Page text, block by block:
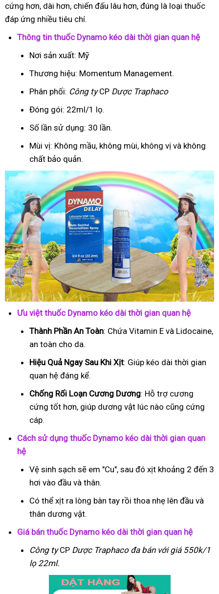
cứng hơn, dài hơn, chiến đấu lâu hơn, đúng là loại thuốc
đáp ứng nhiều tiêu chí.
Thông tin thuốc Dynamo kéo dài thời gian quan hệ
Nơi sản xuất: Mỹ
Thương hiệu: Momentum Management.
Phân phối: Công tyCP Dược Traphaco
Đóng gói: 22ml/1 lọ.
Số lần sử dụng: 30 lần.
Mùi vị: Không mầu, không mùi, không vị và không
chất bảo quản.
Ưu việt thuốc Dynamo kéo dài thời gian quan hệ
Thành Phần An Toàn: Chứa Vitamin E và Lidocaine,
an toàn cho da.
Hiệu Quả Ngay Sau Khi Xịt: Giúp kéo dài thời gian
quan hệ đáng kể.
Chống Rối Loạn Cương Dương: Hỗ trợ cương
cứng tốt hơn, giúp dương vật lúc nào cũng cứng
cáp.
Cách sử dụng thuốc Dynamo kéo dài thời gian quan
hệ
Vệ sinh sạch sẽ em "Cu", sau đó xịt khoảng 2 đến 3
hơi vào đầu và thân.
Có thể xịt ra lòng bàn tay rồi thoa nhẹ lên đầu và
thân dương vật.
Giá bán thuốc Dynamo kéo dài thời gian quan hệ
Công tyCP Dược Traphacođa bán với giá 550k/1
lọ 22ml.